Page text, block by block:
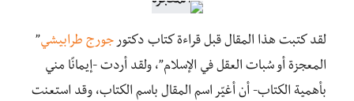
لقد كتبت هذا المقال قبل قراءة كتاب دكتور جورج طرابيشي”
المعجزة أو سُبات العقل في الإسلام”، ولقد أردت -إيمانًا مني
بأهمية الكتاب- أن أغيّر اسم المقال باسم الكتاب، وقد استعنت